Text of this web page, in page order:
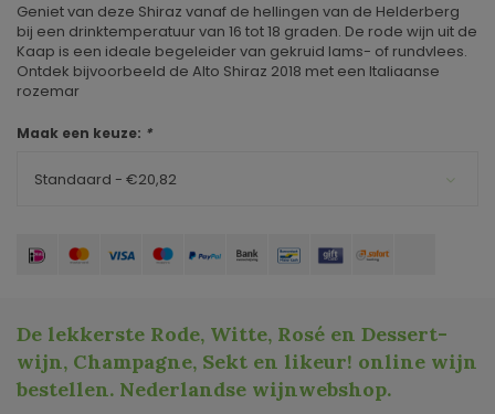
Geniet van deze Shiraz vanaf de hellingen van de Helderberg
bij een drinktemperatuur van 16 tot 18 graden. De rode wijn uit de
Kaap is een ideale begeleider van gekruid lams- of rundvlees.
Ontdek bijvoorbeeld de Alto Shiraz 2018 met een Italiaanse
rozemar
Maak een keuze: *
Standaard - €20,82
De lekkerste Rode, Witte, Rosé en Dessert-
wijn, Champagne, Sekt en likeur! online wijn
bestellen. Nederlandse wijnwebshop.